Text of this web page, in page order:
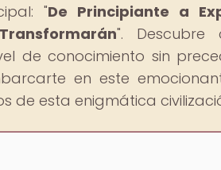
"De Principiante a
". Descubre
de conocimiento sin
en este
de esta enigmática